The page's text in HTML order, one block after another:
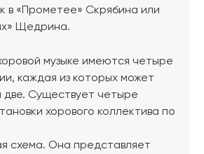
в «Прометее» Скрябина или
Щедрина.
музыке имеются четыре
каждая из которых может
две. Существует четыре
хорового коллектива по
схема. Она представляет